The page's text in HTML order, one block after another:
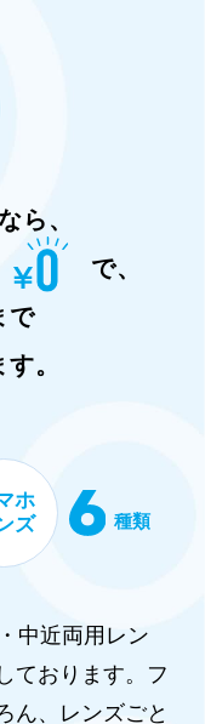
ら、
で、
で
。
ホ
ズ
種類
中近両用レン
ております。フ
ん、レンズごと